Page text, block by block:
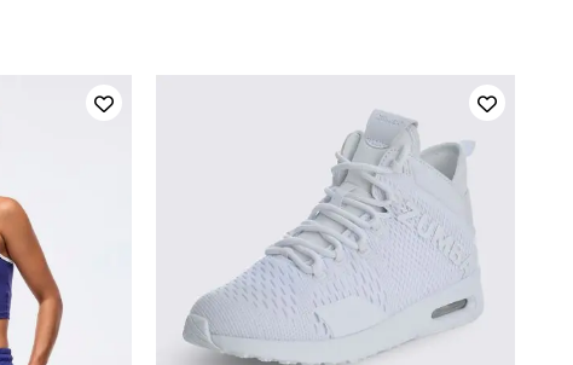
AGGIUNTA RAPIDA
5.5 6 6.5 7.5
8 8.5 9.5 11